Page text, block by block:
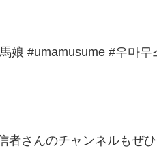
娘 #umamusume #우마무
者さんのチャンネルもぜ